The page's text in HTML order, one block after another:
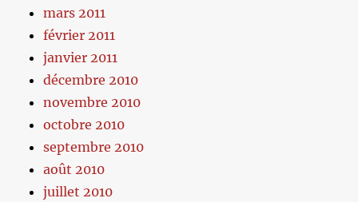
mars 2011
février 2011
janvier 2011
décembre 2010
novembre 2010
octobre 2010
septembre 2010
août 2010
juillet 2010